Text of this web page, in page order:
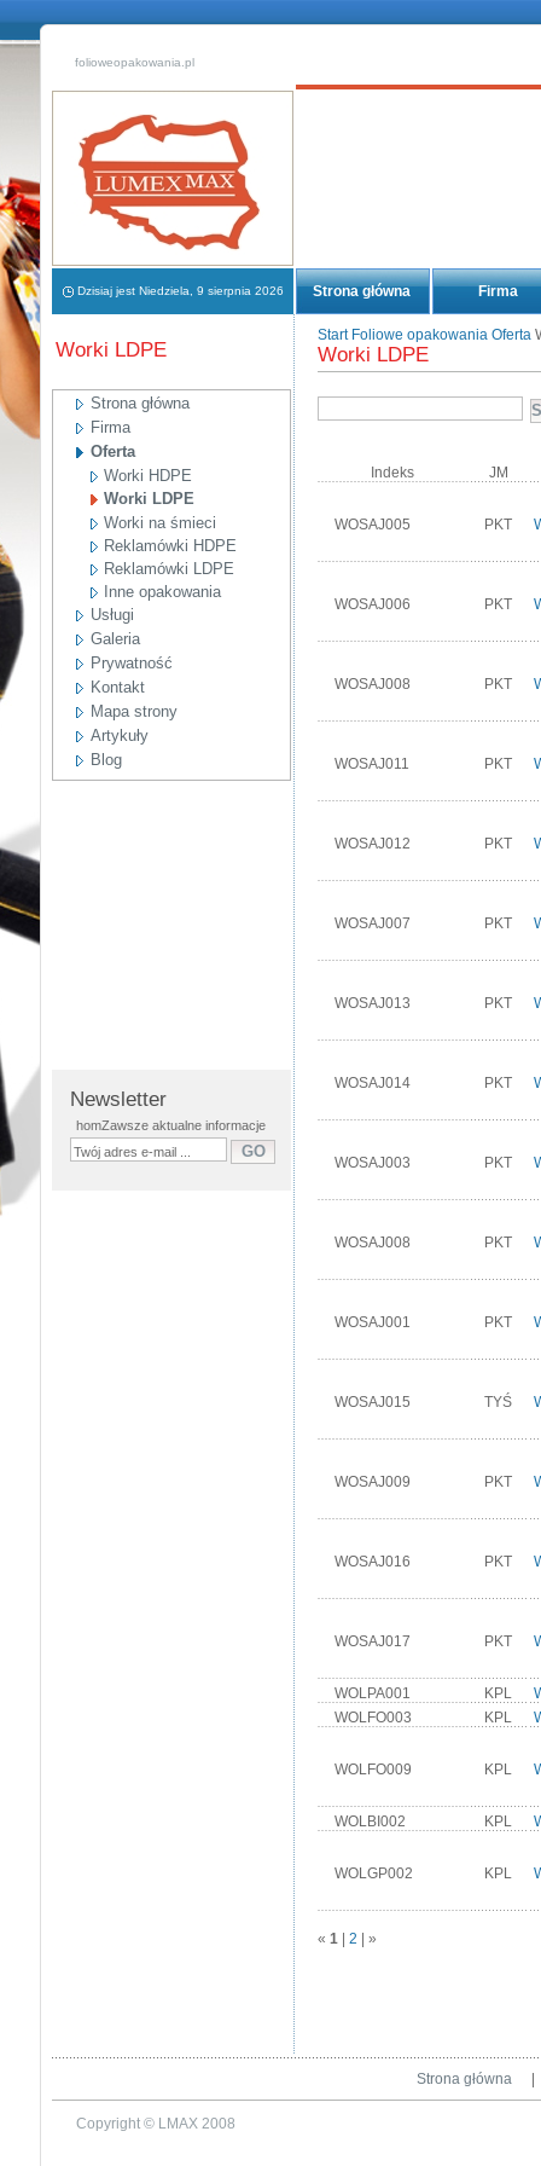
folioweopakowania.pl
Dzisiaj jest Niedziela, 9 sierpnia 2026 Strona główna Firma
Worki LDPE
Strona główna
Firma
Oferta
Worki HDPE
Worki LDPE
Worki na śmieci
Reklamówki HDPE
Reklamówki LDPE
Inne opakowania
Usługi
Galeria
Prywatność
Kontakt
Mapa strony
Artykuły
Blog
Newsletter
homZawsze aktualne informacje
Start Foliowe opakowania Oferta
Worki LDPE
Indeks JM
WOSAJ005 PKT
WOSAJ006 PKT
WOSAJ008 PKT
WOSAJ011 PKT
WOSAJ012 PKT
WOSAJ007 PKT
WOSAJ013 PKT
WOSAJ014 PKT
WOSAJ003 PKT
WOSAJ008 PKT
WOSAJ001 PKT
WOSAJ015 TYŚ
WOSAJ009 PKT
WOSAJ016 PKT
WOSAJ017 PKT
WOLPA001 KPL
WOLFO003
KPL
WOLFO009 KPL
WOLBI002 KPL
WOLGP002 KPL
« 1 | 2 | »
Strona główna |
Copyright © LMAX 2008